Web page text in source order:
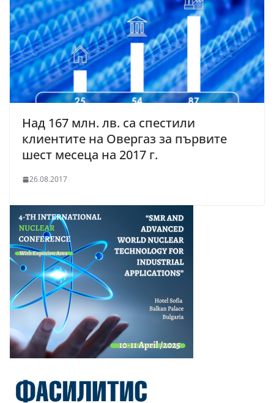
Над 167 млн. лв. са спестили
клиентите на Овергаз за първите
шест месеца на 2017 г.
26.08.2017